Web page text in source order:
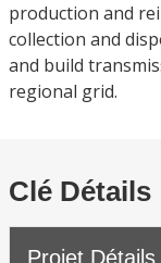
production and
collection and
and build
regional grid.
Clé Détails
Projet Détails